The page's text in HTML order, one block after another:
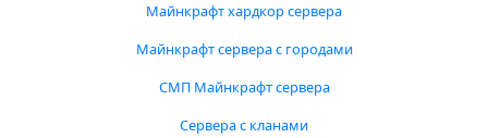
Майнкрафт хардкор сервера
Майнкрафт сервера с городами
СМП Майнкрафт сервера
Сервера с кланами